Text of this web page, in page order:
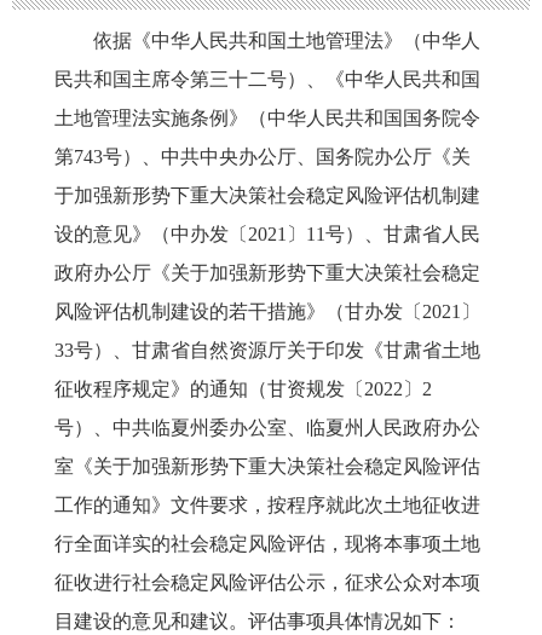
依据《中华人民共和国土地管理法》（中华人
民共和国主席令第三十二号）、《中华人民共和国
土地管理法实施条例》（中华人民共和国国务院令
第743号）、中共中央办公厅、国务院办公厅《关
于加强新形势下重大决策社会稳定风险评估机制建
设的意见》（中办发〔2021〕11号）、甘肃省人民
政府办公厅《关于加强新形势下重大决策社会稳定
风险评估机制建设的若干措施》（甘办发〔2021〕
33号）
甘肃省自然资源厅关于印发《甘肃省土地
征收程序规定》的通知（甘资规发〔 2022〕2
号）、 中共临夏州委办公室、临夏州人民政府办公
室 《关于加强新形势下重大决策社会稳定风险评估
工作的通知》 文件要求， 按程序就此次土地征收进
行全面详实的社会稳定风险评估，现将本事项土地
征收进行社会稳定风险评估公示，征求公众对本项
目 建设的意见和建议。 评估事项具体情况如下：